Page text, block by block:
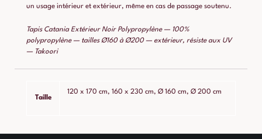
un usage intérieur et extérieur, même en cas de passage soutenu.
Tapis Catania Extérieur Noir Polypropylène — 100%
polypropylène — tailles Ø160 à Ø200 — extérieur, résiste aux UV
— Takoori
Taille
120 x 170 cm, 160 x 230 cm, Ø 160 cm, Ø 200 cm